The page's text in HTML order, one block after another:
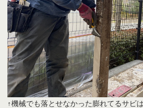
↑機械でも落とせなかった膨れてるサビ